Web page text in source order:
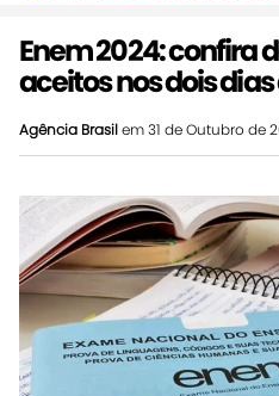
Enem 2024: confira
aceitos nos dois
Agência Brasilem 31 de Outubro de